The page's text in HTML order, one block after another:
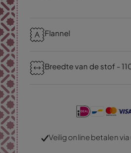
Flannel
Breedte van de stof -
Veilig online betalen